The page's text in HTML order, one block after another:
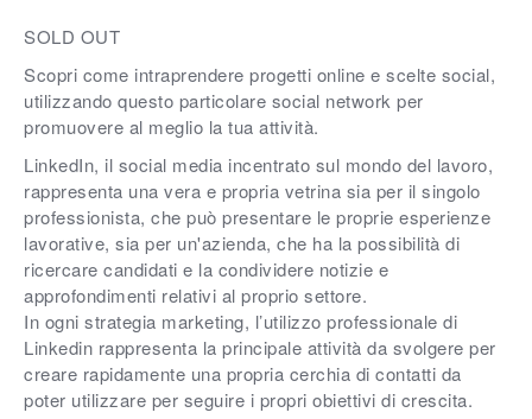
SOLD OUT
Scopri come intraprendere progetti online e scelte social,
utilizzando questo particolare social network per
promuovere al meglio la tua attività.
LinkedIn, il social media incentrato sul mondo del lavoro,
rappresenta una vera e propria vetrina sia per il singolo
professionista, che può presentare le proprie esperienze
lavorative, sia per un'azienda, che ha la possibilità di
ricercare candidati e la condividere notizie e
approfondimenti relativi al proprio settore.
In ogni strategia marketing, l’utilizzo professionale di
Linkedin rappresenta la principale attività da svolgere per
creare rapidamente una propria cerchia di contatti da
poter utilizzare per seguire i propri obiettivi di crescita.